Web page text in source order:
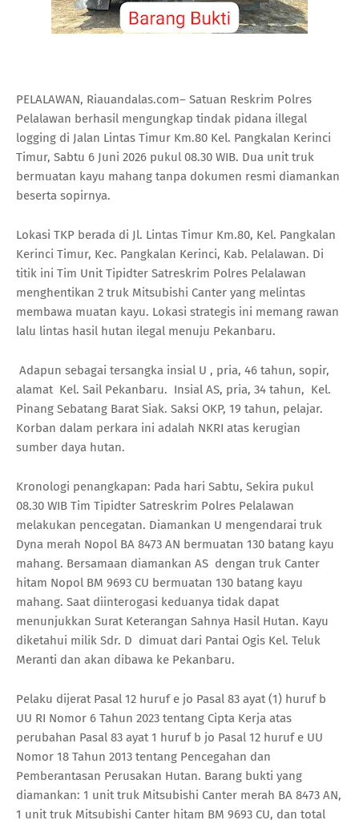
PELALAWAN, Riauandalas.com– Satuan Reskrim Polres
Pelalawan berhasil mengungkap tindak pidana illegal
logging di Jalan Lintas Timur Km.80 Kel. Pangkalan Kerinci
Timur, Sabtu 6 Juni 2026 pukul 08.30 WIB. Dua unit truk
bermuatan kayu mahang tanpa dokumen resmi diamankan
beserta sopirnya.
Lokasi TKP berada di Jl. Lintas Timur Km.80, Kel. Pangkalan
Kerinci Timur, Kec. Pangkalan Kerinci, Kab. Pelalawan. Di
titik ini Tim Unit Tipidter Satreskrim Polres Pelalawan
menghentikan 2 truk Mitsubishi Canter yang melintas
membawa muatan kayu. Lokasi strategis ini memang rawan
lalu lintas hasil hutan ilegal menuju Pekanbaru.
Adapun sebagai tersangka insial U , pria, 46 tahun, sopir,
alamat Kel. Sail Pekanbaru. Insial AS, pria, 34 tahun, Kel.
Pinang Sebatang Barat Siak. Saksi OKP, 19 tahun, pelajar.
Korban dalam perkara ini adalah NKRI atas kerugian
sumber daya hutan.
Kronologi penangkapan: Pada hari Sabtu, Sekira pukul
08.30 WIB Tim Tipidter Satreskrim Polres Pelalawan
melakukan pencegatan. Diamankan U mengendarai truk
Dyna merah Nopol BA 8473 AN bermuatan 130 batang kayu
mahang. Bersamaan diamankan AS dengan truk Canter
hitam Nopol BM 9693 CU bermuatan 130 batang kayu
mahang. Saat diinterogasi keduanya tidak dapat
menunjukkan Surat Keterangan Sahnya Hasil Hutan. Kayu
diketahui milik Sdr. D dimuat dari Pantai Ogis Kel. Teluk
Meranti dan akan dibawa ke Pekanbaru.
Pelaku dijerat Pasal 12 huruf e jo Pasal 83 ayat (1) huruf b
UU RI Nomor 6 Tahun 2023 tentang Cipta Kerja atas
perubahan Pasal 83 ayat 1 huruf b jo Pasal 12 huruf e UU
Nomor 18 Tahun 2013 tentang Pencegahan dan
Pemberantasan Perusakan Hutan. Barang bukti yang
diamankan: 1 unit truk Mitsubishi Canter merah BA 8473 AN,
1 unit truk Mitsubishi Canter hitam BM 9693 CU, dan total